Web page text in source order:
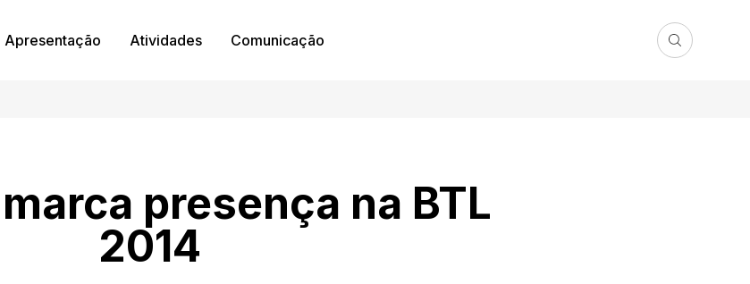
Apresentação Atividades Comunicação
presença na BTL
2014